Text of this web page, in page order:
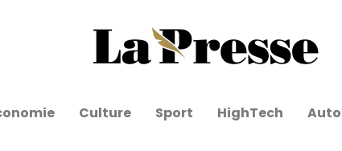
Culture Sport HighTech Auto